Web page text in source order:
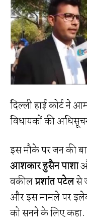
दिल्ली हाई कोर्ट ने
विधायकों की
इस मौके पर जन की
आशकार हुसैन पाशा
वकीलप्रशांत पटेलसे
और इस मामले पर
को सुनने के लिए